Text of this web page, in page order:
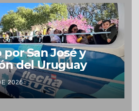
San José y
del Uruguay
2026